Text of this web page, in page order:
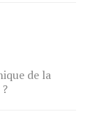
de la